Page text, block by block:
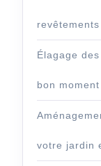
Élagage
bon
votre jardin